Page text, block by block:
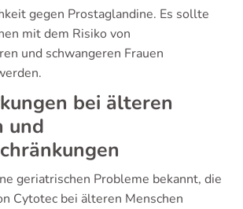
gegen Prostaglandine. Es sollte
mit dem Risiko von
und schwangeren Frauen
bei älteren
und
geriatrischen Probleme bekannt, die
Cytotec bei älteren Menschen